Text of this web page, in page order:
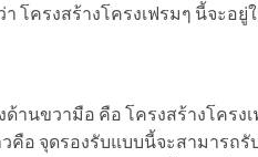
โครงสร้างโครงเฟรมๆ นี้จะอ
ด้านขวามือ คือ โครงสร้างโคร
วคือ จุดรองรับแบบนี้จะสามาร